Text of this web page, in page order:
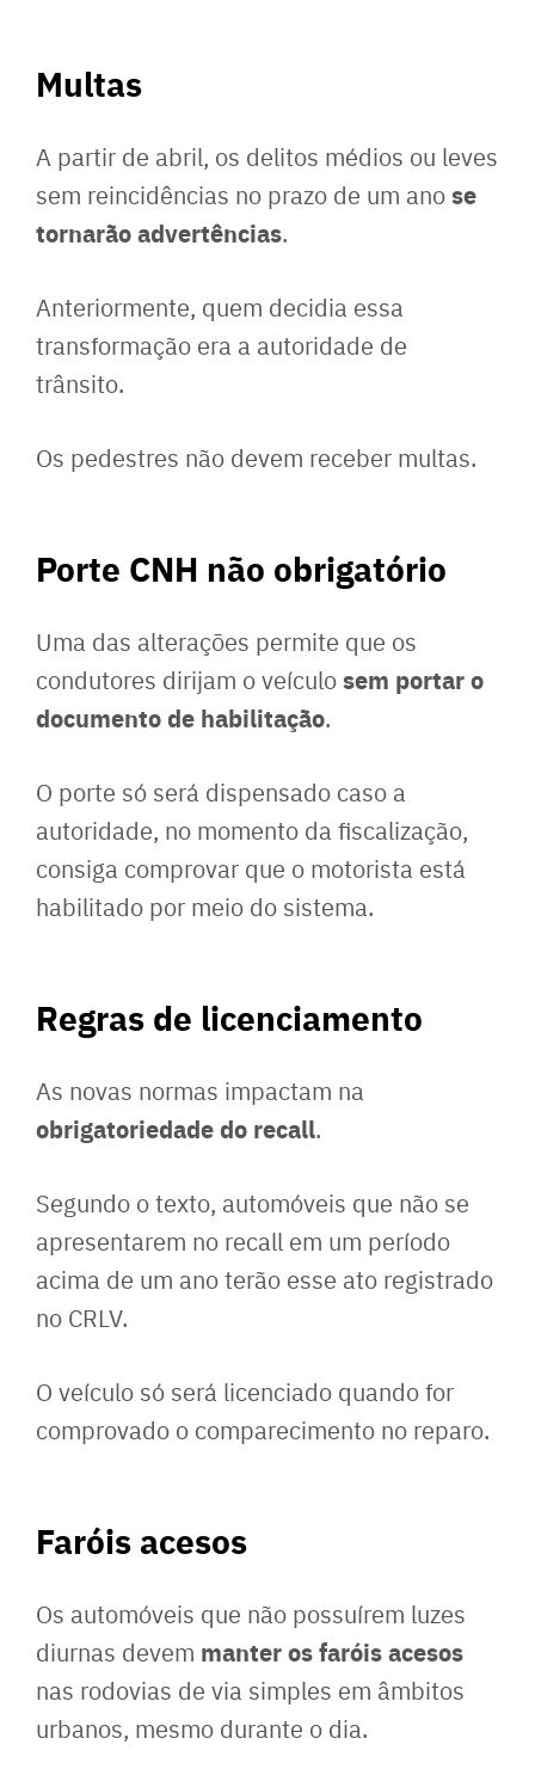
Multas
A partir de abril, os delitos médios ou leves
sem reincidências no prazo de um anose
tornarão advertências.
Anteriormente, quem decidia essa
transformação era a autoridade de
trânsito.
Os pedestres não devem receber multas.
Porte CNH não obrigatório
Uma das alterações permite que os
condutores dirijam o veículosem portar o
documento de habilitação.
O porte só será dispensado caso a
autoridade, no momento da fiscalização,
consiga comprovar que o motorista está
habilitado por meio do sistema.
Regras de licenciamento
As novas normas impactam na
obrigatoriedade do recall.
Segundo o texto, automóveis que não se
apresentarem no recall em um período
acima de um ano terão esse ato registrado
no CRLV.
O veículo só será licenciado quando for
comprovado o comparecimento no reparo.
Faróis acesos
Os automóveis que não possuírem luzes
diurnas devem manter os faróis acesos
nas rodovias de via simples em âmbitos
urbanos, mesmo durante o dia.